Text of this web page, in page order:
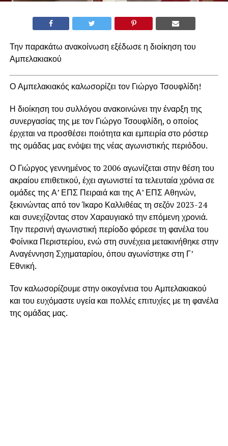
Την παρακάτω ανακοίνωση εξέδωσε η διοίκηση του
Αμπελακιακού
Ο Αμπελακιακός καλωσορίζει τον Γιώργο Τσουφλίδη!
Η διοίκηση του συλλόγου ανακοινώνει την έναρξη της
συνεργασίας της με τον Γιώργο Τσουφλίδη, ο οποίος
έρχεται να προσθέσει ποιότητα και εμπειρία στο ρόστερ
της ομάδας μας ενόψει της νέας αγωνιστικής περιόδου.
Ο Γιώργος γεννημένος το 2006 αγωνίζεται στην θέση του
ακραίου επιθετικού, έχει αγωνιστεί τα τελευταία χρόνια σε
ομάδες της Α’ ΕΠΣ Πειραιά και της Α’ ΕΠΣ Αθηνών,
ξεκινώντας από τον Ίκαρο Καλλιθέας τη σεζόν 2023-24
και συνεχίζοντας στον Χαραυγιακό την επόμενη χρονιά.
Την περσινή αγωνιστική περίοδο φόρεσε τη φανέλα του
Φοίνικα Περιστερίου, ενώ στη συνέχεια μετακινήθηκε στην
Αναγέννηση Σχηματαρίου, όπου αγωνίστηκε στη Γ’
Εθνική.
Τον καλωσορίζουμε στην οικογένεια του Αμπελακιακού
και του ευχόμαστε υγεία και πολλές επιτυχίες με τη φανέλα
της ομάδας μας.